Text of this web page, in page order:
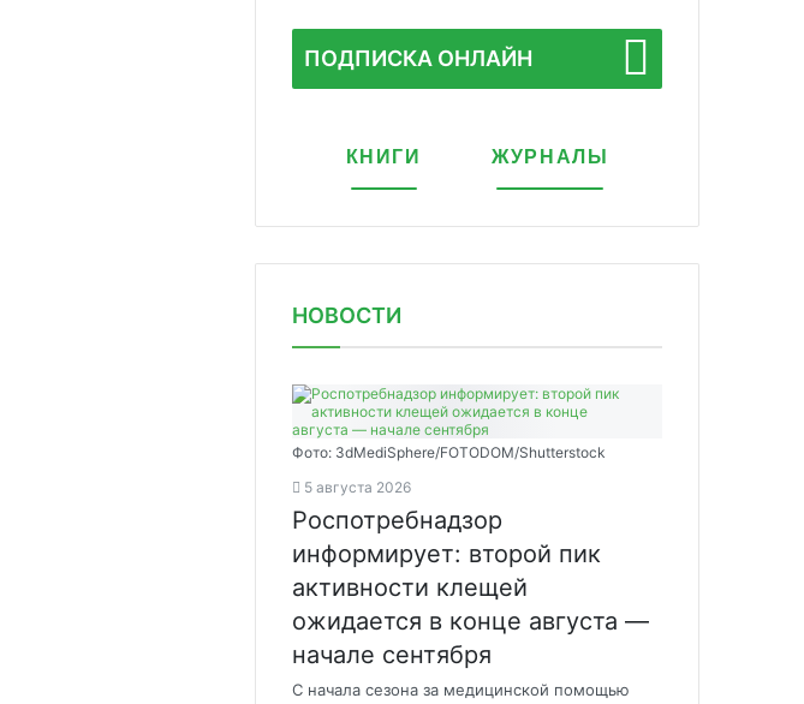
ПОДПИСКА ОНЛАЙН
КНИГИ ЖУРНАЛЫ
НОВОСТИ
Фото: 3dMediSphere/FOTODOM/Shutterstock
5 августа 2026
Роспотребнадзор
информирует: второй пик
активности клещей
ожидается в конце августа —
начале сентября
С начала сезона за медицинской помощью